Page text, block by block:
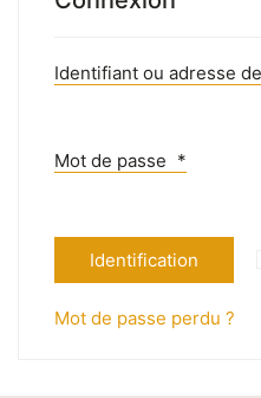
Identifiant ou adresse
Mot de passe *
Identification
Mot de passe perdu ?